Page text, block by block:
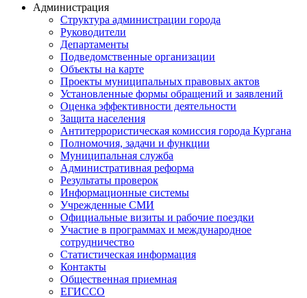
Администрация
Структура администрации города
Руководители
Департаменты
Подведомственные организации
Объекты на карте
Проекты муниципальных правовых актов
Установленные формы обращений и заявлений
Оценка эффективности деятельности
Защита населения
Антитеррористическая комиссия города Кургана
Полномочия, задачи и функции
Муниципальная служба
Административная реформа
Результаты проверок
Информационные системы
Учрежденные СМИ
Официальные визиты и рабочие поездки
Участие в программах и международное
сотрудничество
Статистическая информация
Контакты
Общественная приемная
ЕГИССО